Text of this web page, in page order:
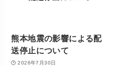
熊本地震の影響による配
送停止について
2026年7月30日